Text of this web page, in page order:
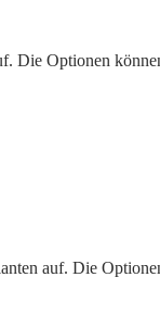
Die Optionen
auf. Die